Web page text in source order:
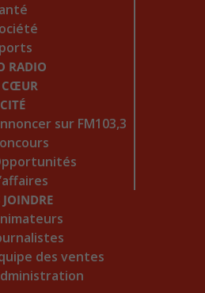
RADIO
CŒUR
sur FM103,3
des ventes